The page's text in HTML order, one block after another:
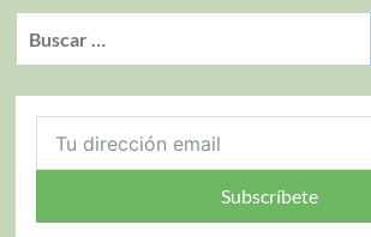
Subscríbete